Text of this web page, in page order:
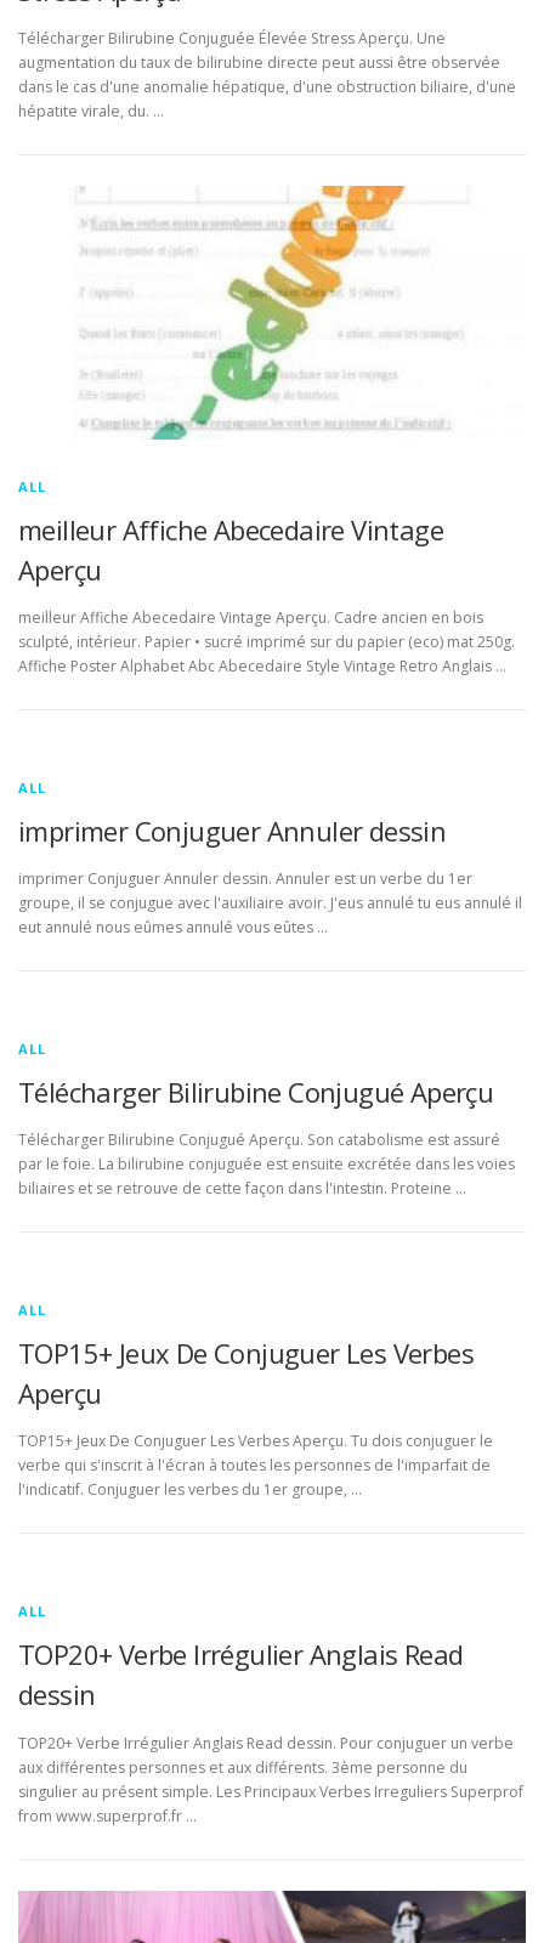
Télécharger Bilirubine Conjuguée Élevée Stress Aperçu. Une
augmentation du taux de bilirubine directe peut aussi être observée
dans le cas d'une anomalie hépatique, d'une obstruction biliaire, d'une
hépatite virale, du. …
ALL
meilleur Affiche Abecedaire Vintage
Aperçu
meilleur Affiche Abecedaire Vintage Aperçu. Cadre ancien en bois
sculpté, intérieur. Papier • sucré imprimé sur du papier (eco) mat 250g.
Affiche Poster Alphabet Abc Abecedaire Style Vintage Retro Anglais …
ALL
imprimer Conjuguer Annuler dessin
imprimer Conjuguer Annuler dessin. Annuler est un verbe du 1er
groupe, il se conjugue avec l'auxiliaire avoir. J'eus annulé tu eus annulé il
eut annulé nous eûmes annulé vous eûtes …
ALL
Télécharger Bilirubine Conjugué Aperçu
Télécharger Bilirubine Conjugué Aperçu. Son catabolisme est assuré
par le foie. La bilirubine conjuguée est ensuite excrétée dans les voies
biliaires et se retrouve de cette façon dans l'intestin. Proteine …
ALL
TOP15+ Jeux De Conjuguer Les Verbes
Aperçu
TOP15+ Jeux De Conjuguer Les Verbes Aperçu. Tu dois conjuguer le
verbe qui s'inscrit à l'écran à toutes les personnes de l'imparfait de
l'indicatif. Conjuguer les verbes du 1er groupe, …
ALL
TOP20+ Verbe Irrégulier Anglais Read
dessin
TOP20+ Verbe Irrégulier Anglais Read dessin. Pour conjuguer un verbe
aux différentes personnes et aux différents. 3ème personne du
singulier au présent simple. Les Principaux Verbes Irreguliers Superprof
from www.superprof.fr …